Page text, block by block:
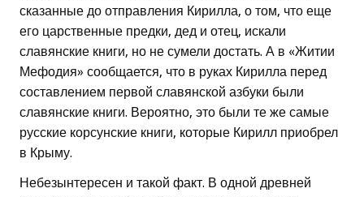
сказанные до отправления Кирилла, о том, что еще
его царственные предки, дед и отец, искали
славянские книги, но не сумели достать. А в «Житии
Мефодия» сообщается, что в руках Кирилла перед
составлением первой славянской азбуки были
славянские книги. Вероятно, это были те же самые
русские корсунские книги, которые Кирилл приобрел
в Крыму.
Небезынтересен и такой факт. В одной древней